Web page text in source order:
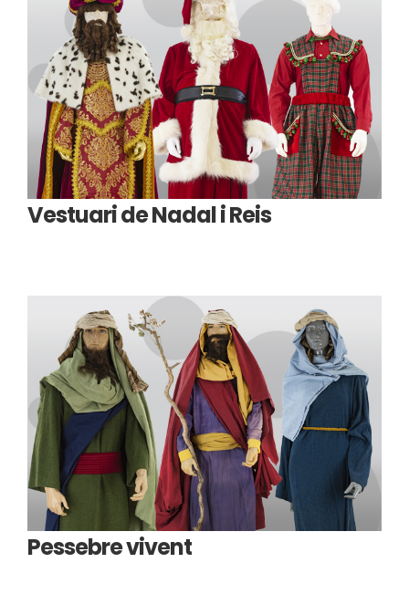
Vestuari de Nadal i Reis
Pessebre vivent